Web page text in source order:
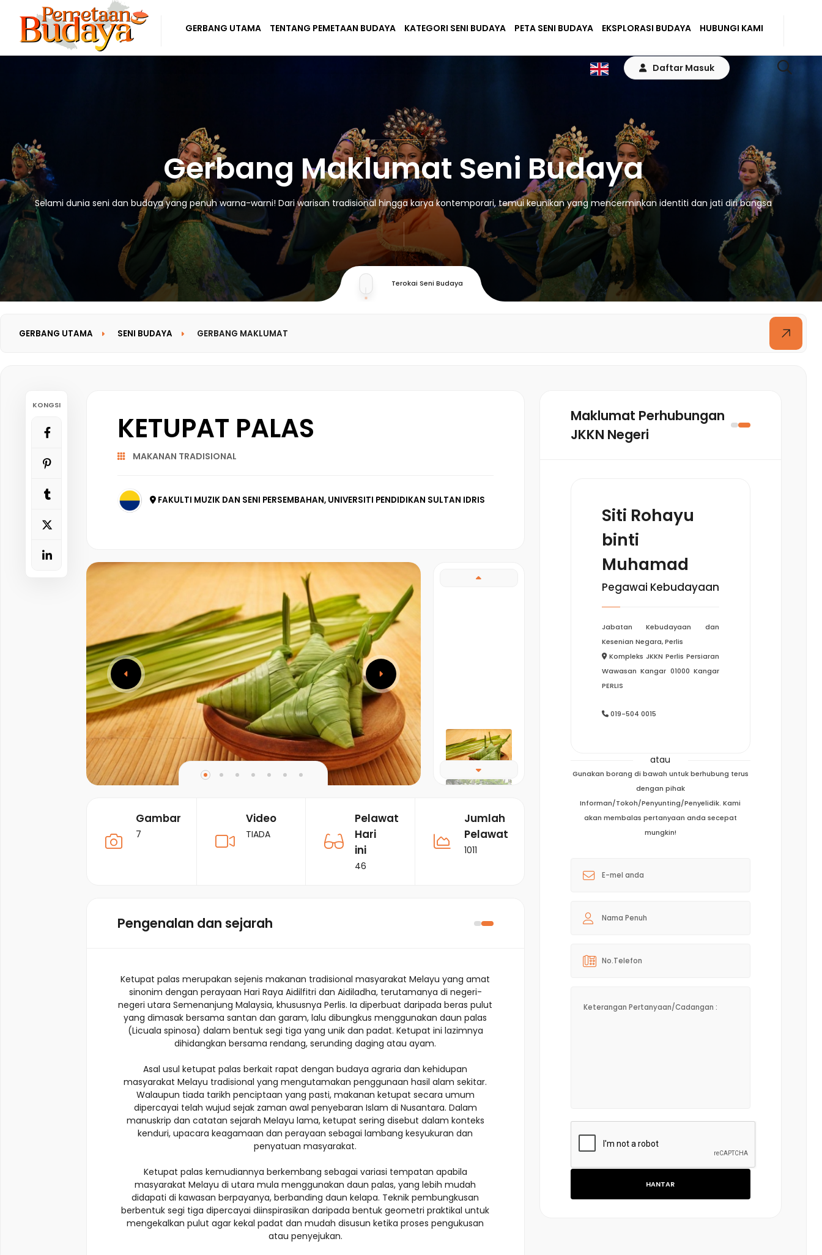
GERBANG UTAMA TENTANG PEMETAAN BUDAYA KATEGORI SENI BUDAYA PETA SENI BUDAYA EKSPLORASI BUDAYA HUBUNGI KAMI
Daftar Masuk
Gerbang Maklumat Seni Budaya
Selami dunia seni dan budaya yang penuh warna-warni! Dari warisan tradisional hingga karya kontemporari, temui keunikan yang mencerminkan identiti dan jati diri bangsa
Terokai Seni Budaya
GERBANG UTAMA SENI BUDAYA GERBANG MAKLUMAT
KONGSI
KETUPAT PALAS
MAKANAN TRADISIONAL
FAKULTI MUZIK DAN SENI PERSEMBAHAN, UNIVERSITI PENDIDIKAN SULTAN IDRIS
Gambar
7
Video
TIADA
Pelawat
Hari
ini
46
Jumlah
Pelawat
1011
Pengenalan dan sejarah
Ketupat palas merupakan sejenis makanan tradisional masyarakat Melayu yang amat
sinonim dengan perayaan Hari Raya Aidilfitri dan Aidiladha, terutamanya di negeri-
negeri utara Semenanjung Malaysia, khususnya Perlis. Ia diperbuat daripada beras pulut
yang dimasak bersama santan dan garam, lalu dibungkus menggunakan daun palas
(Licuala spinosa) dalam bentuk segi tiga yang unik dan padat. Ketupat ini lazimnya
dihidangkan bersama rendang, serunding daging atau ayam.
Asal usul ketupat palas berkait rapat dengan budaya agraria dan kehidupan
masyarakat Melayu tradisional yang mengutamakan penggunaan hasil alam sekitar.
Walaupun tiada tarikh penciptaan yang pasti, makanan ketupat secara umum
dipercayai telah wujud sejak zaman awal penyebaran Islam di Nusantara. Dalam
manuskrip dan catatan sejarah Melayu lama, ketupat sering disebut dalam konteks
kenduri, upacara keagamaan dan perayaan sebagai lambang kesyukuran dan
penyatuan masyarakat.
Ketupat palas kemudiannya berkembang sebagai variasi tempatan apabila
masyarakat Melayu di utara mula menggunakan daun palas, yang lebih mudah
didapati di kawasan berpayanya, berbanding daun kelapa. Teknik pembungkusan
berbentuk segi tiga dipercayai diinspirasikan daripada bentuk geometri praktikal untuk
mengekalkan pulut agar kekal padat dan mudah disusun ketika proses pengukusan
atau penyejukan.
Maklumat Perhubungan
JKKN Negeri
Siti Rohayu
binti
Muhamad
Pegawai Kebudayaan
Jabatan Kebudayaan dan
Kesenian Negara, Perlis
Kompleks JKKN Perlis Persiaran
Wawasan Kangar 01000 Kangar
PERLIS
019-504 0015
atau
Gunakan borang di bawah untuk berhubung terus
dengan pihak
Informan/Tokoh/Penyunting/Penyelidik. Kami
akan membalas pertanyaan anda secepat
mungkin!
HANTAR